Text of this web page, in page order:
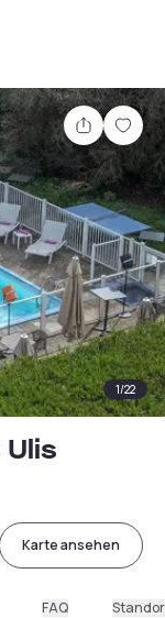
Teilen
1/22
Karte ansehen
FAQ